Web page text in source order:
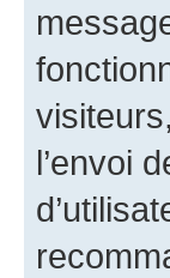
l’envoi